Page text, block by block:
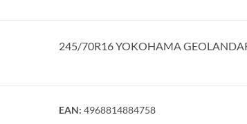
245/70R16 YOKOHAMA
EAN: 4968814884758